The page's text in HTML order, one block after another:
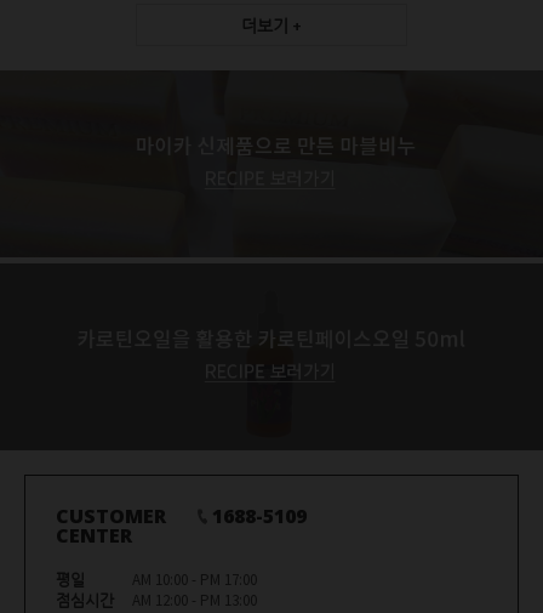
더보기 +
CUSTOMER
CENTER
1688-5109
평일
AM 10:00 - PM 17:00
점심시간
AM 12:00 - PM 13:00